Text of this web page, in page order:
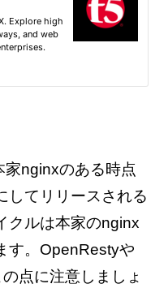
nginxのある時点
してリリースされる
クルは本家のnginx
す。OpenRestyや
点に注意しましょ